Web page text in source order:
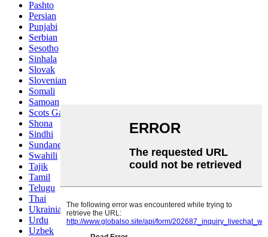
Pashto
Persian
Punjabi
Serbian
Sesotho
Sinhala
Slovak
Slovenian
Somali
Samoan
Scots Gaelic
Shona
Sindhi
Sundanese
Swahili
Tajik
Tamil
Telugu
Thai
Ukrainian
Urdu
Uzbek